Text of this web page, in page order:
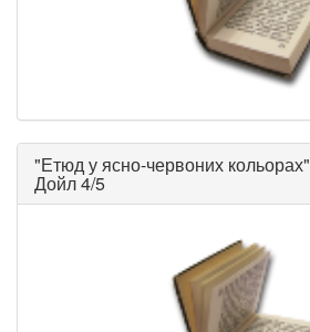
"Етюд у ясно-червоних кольорах"
Дойл4/5